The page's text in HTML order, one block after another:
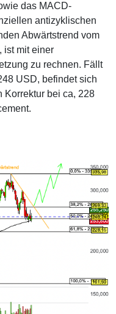
das MACD-
antizyklischen
Abwärtstrend vom
ist mit einer
zu rechnen. Fällt
USD, befindet sich
Korrektur bei ca, 228